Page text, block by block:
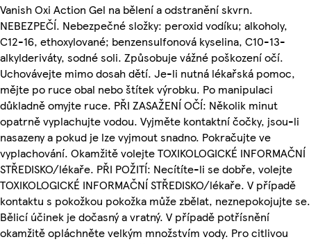
Vanish Oxi Action Gel na bělení a odstranění skvrn.
NEBEZPEČÍ. Nebezpečné složky: peroxid vodíku; alkoholy,
C12-16, ethoxylované; benzensulfonová kyselina, C10-13-
alkylderiváty, sodné soli. Způsobuje vážné poškození očí.
Uchovávejte mimo dosah dětí. Je-li nutná lékařská pomoc,
mějte po ruce obal nebo štítek výrobku. Po manipulaci
důkladně omyjte ruce. PŘI ZASAŽENÍ OČÍ: Několik minut
opatrně vyplachujte vodou. Vyjměte kontaktní čočky, jsou-li
nasazeny a pokud je lze vyjmout snadno. Pokračujte ve
vyplachování. Okamžitě volejte TOXIKOLOGICKÉ INFORMAČNÍ
STŘEDISKO/lékaře. PŘI POŽITÍ: Necítíte-li se dobře, volejte
TOXIKOLOGICKÉ INFORMAČNÍ STŘEDISKO/lékaře. V případě
kontaktu s pokožkou pokožka může zbělat, neznepokojujte se.
Bělicí účinek je dočasný a vratný. V případě potřísnění
okamžitě opláchněte velkým množstvím vody. Pro citlivou